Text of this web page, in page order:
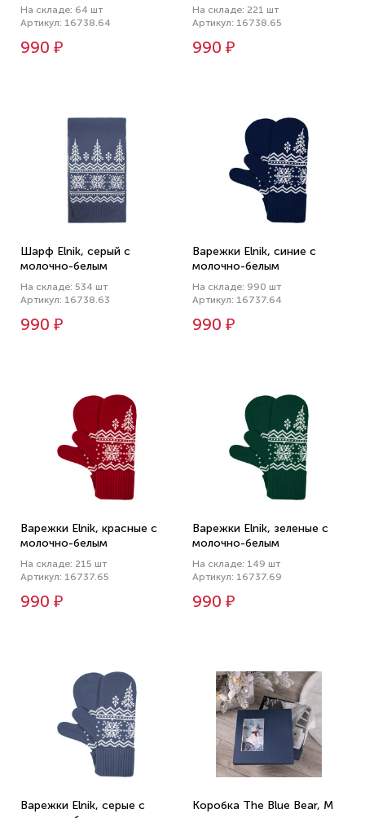
На складе: 64 шт
Артикул: 16738.64
990 ₽
На складе: 221 шт
Артикул: 16738.65
990 ₽
Шарф Elnik, серый с
молочно-белым
На складе: 534 шт
Артикул: 16738.63
990 ₽
Варежки Elnik, синие с
молочно-белым
На складе: 990 шт
Артикул: 16737.64
990 ₽
Варежки Elnik, красные с
молочно-белым
На складе: 215 шт
Артикул: 16737.65
990 ₽
Варежки Elnik, зеленые с
молочно-белым
На складе: 149 шт
Артикул: 16737.69
990 ₽
Варежки Elnik, серые с
Коробка The Blue Bear, M